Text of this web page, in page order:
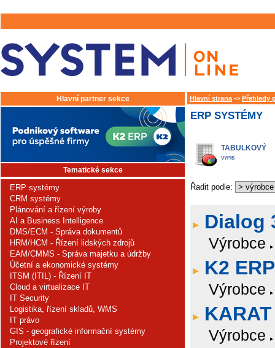
Hlavní partner sekce
Tematické sekce
ERP systémy
CRM systémy
Plánování a řízení výroby
AI a Business Intelligence
DMS/ECM - Správa dokumentů
HRM/HCM - Řízení lidských zdrojů
EAM/CMMS - Správa majetku a údržby
Účetní a ekonomické systémy
ITSM (ITIL) - Řízení IT
Cloud a virtualizace IT
IT Security
Logistika, řízení skladů, WMS
IT právo
GIS - geografické informační systémy
Projektové řízení
Hlavní strana -> Přehledy
ERP SYSTÉMY
TABULKOVÝ
VÝPIS
Řadit podle:
Dialog
Výrobce
K2 ERP
Výrobce
KARAT
Výrobce